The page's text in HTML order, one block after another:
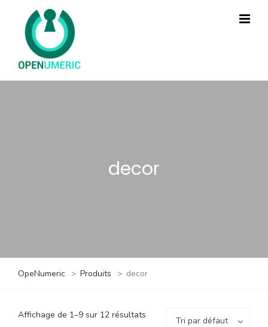
decor
OpeNumeric > Produits > decor
Affichage de 1–9 sur 12 résultats
Tri par défaut